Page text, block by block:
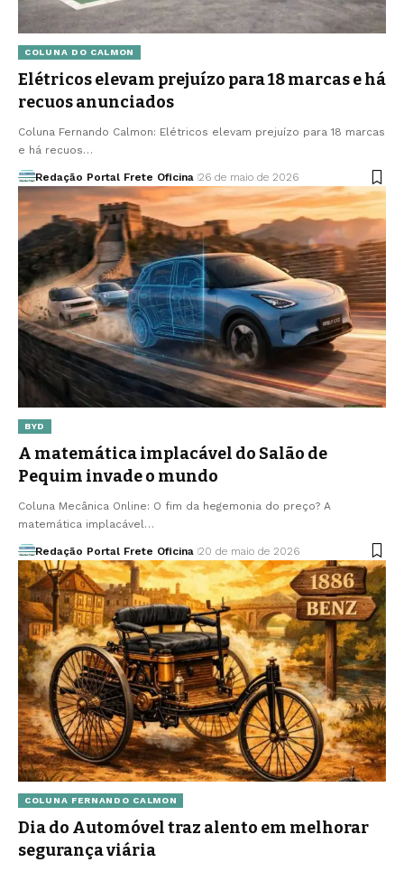
COLUNA DO CALMON
Elétricos elevam prejuízo para 18 marcas e há
recuos anunciados
Coluna Fernando Calmon: Elétricos elevam prejuízo para 18 marcas
e há recuos…
Redação Portal Frete Oficina 26 de maio de 2026
BYD
A matemática implacável do Salão de
Pequim invade o mundo
Coluna Mecânica Online: O fim da hegemonia do preço? A
matemática implacável…
Redação Portal Frete Oficina 20 de maio de 2026
COLUNA FERNANDO CALMON
Dia do Automóvel traz alento em melhorar
segurança viária